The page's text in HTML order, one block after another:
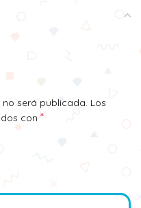
será publicada. Los
con *